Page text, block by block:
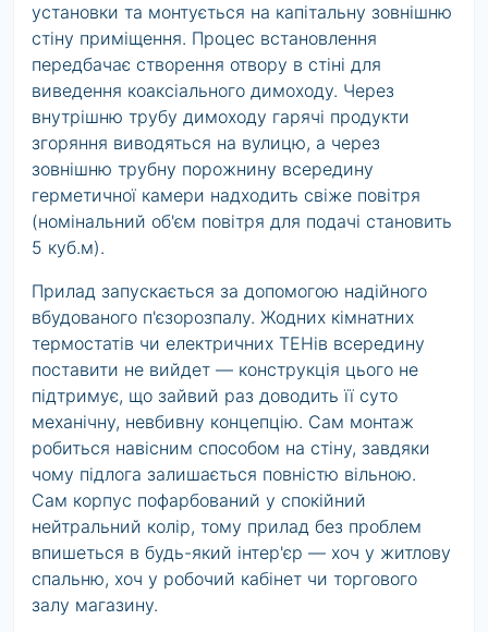
установки та монтується на капітальну зовнішню
стіну приміщення. Процес встановлення
передбачає створення отвору в стіні для
виведення коаксіального димоходу. Через
внутрішню трубу димоходу гарячі продукти
згоряння виводяться на вулицю, а через
зовнішню трубну порожнину всередину
герметичної камери надходить свіже повітря
(номінальний об'єм повітря для подачі становить
5 куб.м).
Прилад запускається за допомогою надійного
вбудованого п'єзорозпалу. Жодних кімнатних
термостатів чи електричних ТЕНів всередину
поставити не вийдет — конструкція цього не
підтримує, що зайвий раз доводить її суто
механічну, невбивну концепцію. Сам монтаж
робиться навісним способом на стіну, завдяки
чому підлога залишається повністю вільною.
Сам корпус пофарбований у спокійний
нейтральний колір, тому прилад без проблем
впишеться в будь-який інтер'єр — хоч у житлову
спальню, хоч у робочий кабінет чи торгового
залу магазину.